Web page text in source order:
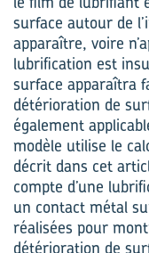
surface autour de
apparaître, voire
lubrification est
surface apparaîtra
détérioration de
également
modèle utilise le
décrit dans cet
compte d’une
un contact métal
réalisées pour
détérioration de